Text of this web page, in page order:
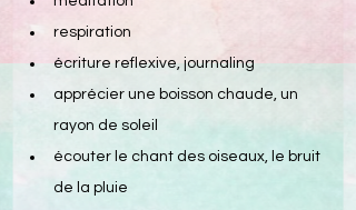
respiration
écriture reflexive, journaling
apprécier une boisson chaude, un
rayon de soleil
écouter le chant des oiseaux, le bruit
de la pluie